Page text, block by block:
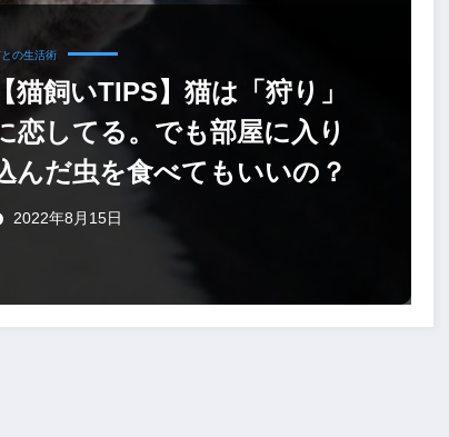
の生活術
【猫飼いTIPS】猫は「狩り」
恋してる。でも部屋に入り
んだ虫を食べてもいいの？
2022年8月15日